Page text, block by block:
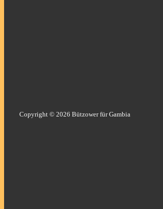
Copyright © 2026 Bützower für Gambia